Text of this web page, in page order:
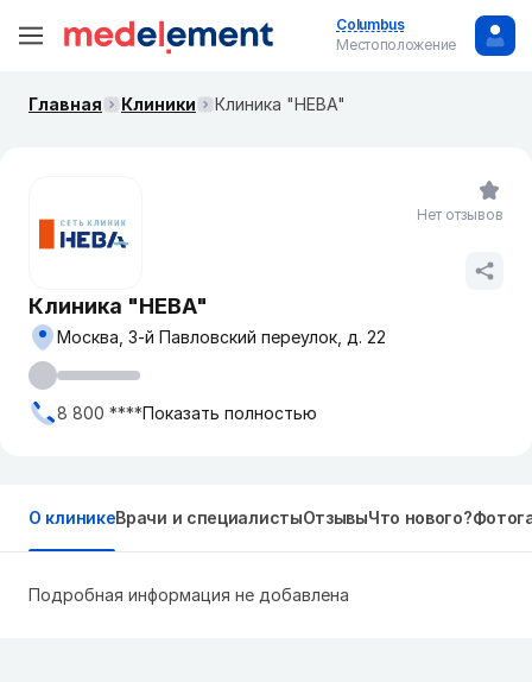
Columbus
Местоположение
Главная Клиники Клиника "НЕВА"
Клиника "НЕВА"
Москва, 3-й Павловский переулок, д. 22
8 800 ****Показать полностью
Нет отзывов
О клиникеВрачи и специалистыОтзывыЧто нового?
Подробная информация не добавлена